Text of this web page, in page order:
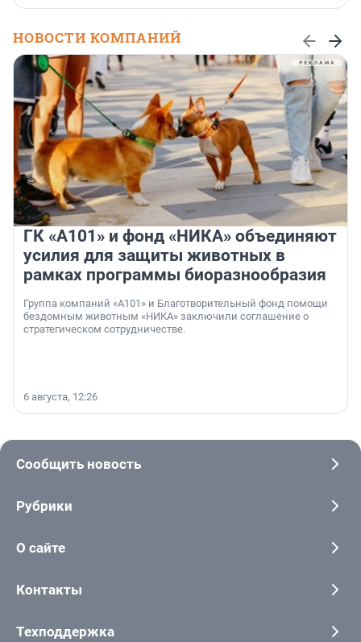
НОВОСТИ КОМПАНИЙ
ГК «А101» и фонд «НИКА» объединяют
усилия для защиты животных в
рамках программы биоразнообразия
Группа компаний «А101» и Благотворительный фонд помощи
бездомным животным «НИКА» заключили соглашение о
стратегическом сотрудничестве.
6 августа, 12:26
Сообщить новость
Рубрики
О сайте
Контакты
Техподдержка